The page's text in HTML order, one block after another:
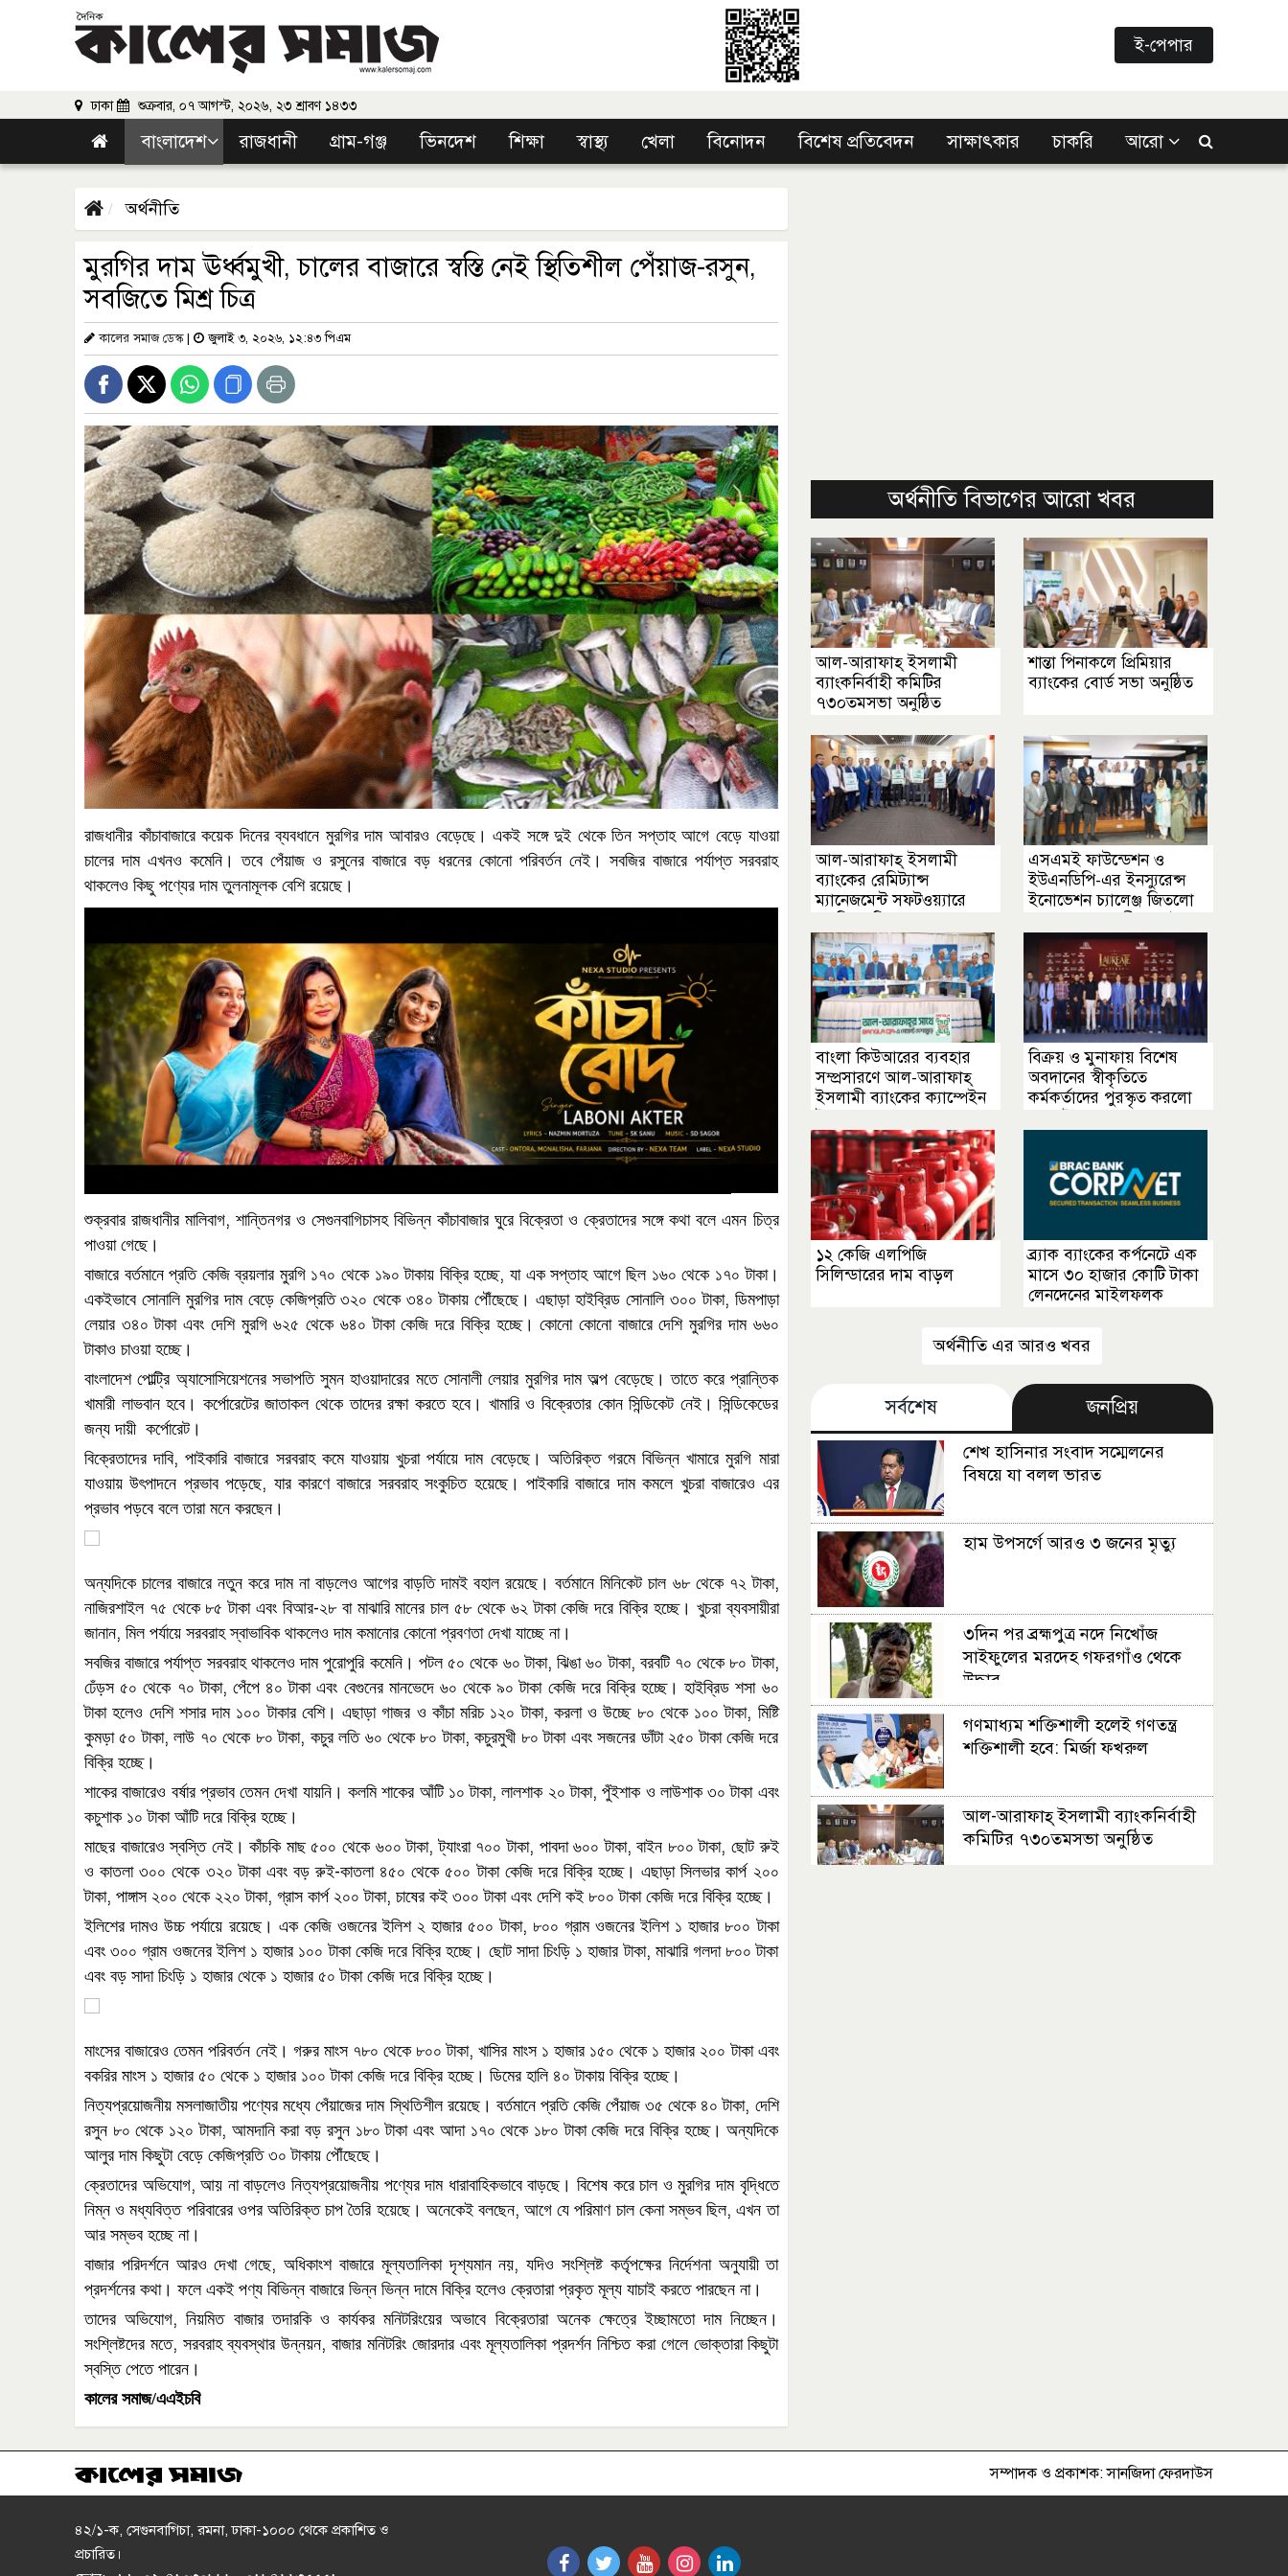
ই-পেপার
ঢাকা শুক্রবার, ০৭ আগস্ট, ২০২৬, ২৩ শ্রাবণ ১৪৩৩
বাংলাদেশ রাজধানী গ্রাম-গঞ্জ ভিনদেশ শিক্ষা স্বাস্থ্য খেলা বিনোদন বিশেষ প্রতিবেদন সাক্ষাৎকার চাকরি আরো
অর্থনীতি
মুরগির দাম ঊর্ধ্বমুখী, চালের বাজারে স্বস্তি নেই স্থিতিশীল পেঁয়াজ-রসুন,
সবজিতে মিশ্র চিত্র
কালের সমাজ ডেস্ক| জুলাই ৩, ২০২৬, ১২:৪৩ পিএম
রাজধানীর কাঁচাবাজারে কয়েক দিনের ব্যবধানে মুরগির দাম আবারও বেড়েছে। একই সঙ্গে দুই থেকে তিন সপ্তাহ আগে বেড়ে যাওয়া
চালের দাম এখনও কমেনি। তবে পেঁয়াজ ও রসুনের বাজারে বড় ধরনের কোনো পরিবর্তন নেই। সবজির বাজারে পর্যাপ্ত সরবরাহ
থাকলেও কিছু পণ্যের দাম তুলনামূলক বেশি রয়েছে।
শুক্রবার রাজধানীর মালিবাগ,শান্তিনগর ও সেগুনবাগিচাসহ বিভিন্ন কাঁচাবাজার ঘুরে বিক্রেতা ও ক্রেতাদের সঙ্গে কথা বলে এমন চিত্র
পাওয়া গেছে।
বাজারে বর্তমানে প্রতি কেজি ব্রয়লার মুরগি ১৭০ থেকে ১৯০ টাকায় বিক্রি হচ্ছে, যা এক সপ্তাহ আগে ছিল ১৬০ থেকে ১৭০ টাকা।
একইভাবে সোনালি মুরগির দাম বেড়ে কেজিপ্রতি ৩২০ থেকে ৩৪০ টাকায় পৌঁছেছে। এছাড়া হাইব্রিড সোনালি ৩০০ টাকা, ডিমপাড়া
লেয়ার ৩৪০ টাকা এবং দেশি মুরগি ৬২৫ থেকে ৬৪০ টাকা কেজি দরে বিক্রি হচ্ছে। কোনো কোনো বাজারে দেশি মুরগির দাম ৬৬০
টাকাও চাওয়া হচ্ছে।
বাংলাদেশ পোল্ট্রি অ্যাসোসিয়েশনের সভাপতি সুমন হাওয়াদারের মতে সোনালী লেয়ার মুরগির দাম অল্প বেড়েছে। তাতে করে প্রান্তিক
খামারী লাভবান হবে। কর্পোরেটের জাতাকল থেকে তাদের রক্ষা করতে হবে। খামারি ও বিক্রেতার কোন সিন্ডিকেট নেই। সিন্ডিকেডের
জন্য দায়ী কর্পোরেট।
বিক্রেতাদের দাবি,পাইকারি বাজারে সরবরাহ কমে যাওয়ায় খুচরা পর্যায়ে দাম বেড়েছে। অতিরিক্ত গরমে বিভিন্ন খামারে মুরগি মারা
যাওয়ায় উৎপাদনে প্রভাব পড়েছে, যার কারণে বাজারে সরবরাহ সংকুচিত হয়েছে। পাইকারি বাজারে দাম কমলে খুচরা বাজারেও এর
প্রভাব পড়বে বলে তারা মনে করছেন।
অন্যদিকে চালের বাজারে নতুন করে দাম না বাড়লেও আগের বাড়তি দামই বহাল রয়েছে। বর্তমানে মিনিকেট চাল ৬৮ থেকে ৭২ টাকা,
নাজিরশাইল ৭৫ থেকে ৮৫ টাকা এবং বিআর-২৮ বা মাঝারি মানের চাল ৫৮ থেকে ৬২ টাকা কেজি দরে বিক্রি হচ্ছে। খুচরা ব্যবসায়ীরা
জানান, মিল পর্যায়ে সরবরাহ স্বাভাবিক থাকলেও দাম কমানোর কোনো প্রবণতা দেখা যাচ্ছে না।
সবজির বাজারে পর্যাপ্ত সরবরাহ থাকলেও দাম পুরোপুরি কমেনি। পটল ৫০ থেকে ৬০ টাকা,ঝিঙা ৬০ টাকা, বরবটি ৭০ থেকে ৮০ টাকা,
ঢেঁড়স ৫০ থেকে ৭০ টাকা, পেঁপে ৪০ টাকা এবং বেগুনের মানভেদে ৬০ থেকে ৯০ টাকা কেজি দরে বিক্রি হচ্ছে। হাইব্রিড শসা ৬০
টাকা হলেও দেশি শসার দাম ১০০ টাকার বেশি। এছাড়া গাজর ও কাঁচা মরিচ ১২০ টাকা, করলা ও উচ্ছে ৮০ থেকে ১০০ টাকা, মিষ্টি
কুমড়া ৫০ টাকা,লাউ ৭০ থেকে ৮০ টাকা, কচুর লতি ৬০ থেকে ৮০ টাকা,কচুরমুখী ৮০ টাকা এবং সজনের ডাঁটা ২৫০ টাকা কেজি দরে
বিক্রি হচ্ছে।
শাকের বাজারেও বর্ষার প্রভাব তেমন দেখা যায়নি। কলমি শাকের আঁটি ১০ টাকা,লালশাক ২০ টাকা,পুঁইশাক ও লাউশাক ৩০ টাকা এবং
কচুশাক ১০ টাকা আঁটি দরে বিক্রি হচ্ছে।
মাছের বাজারেও স্বস্তি নেই। কাঁচকি মাছ ৫০০ থেকে ৬০০ টাকা,ট্যাংরা ৭০০ টাকা, পাবদা ৬০০ টাকা,বাইন ৮০০ টাকা, ছোট রুই
ও কাতলা ৩০০ থেকে ৩২০ টাকা এবং বড় রুই-কাতলা ৪৫০ থেকে ৫০০ টাকা কেজি দরে বিক্রি হচ্ছে। এছাড়া সিলভার কার্প ২০০
টাকা, পাঙ্গাস ২০০ থেকে ২২০ টাকা, গ্রাস কার্প ২০০ টাকা, চাষের কই ৩০০ টাকা এবং দেশি কই ৮০০ টাকা কেজি দরে বিক্রি হচ্ছে।
ইলিশের দামও উচ্চ পর্যায়ে রয়েছে। এক কেজি ওজনের ইলিশ ২ হাজার ৫০০ টাকা, ৮০০ গ্রাম ওজনের ইলিশ ১ হাজার ৮০০ টাকা
এবং ৩০০ গ্রাম ওজনের ইলিশ ১ হাজার ১০০ টাকা কেজি দরে বিক্রি হচ্ছে। ছোট সাদা চিংড়ি ১ হাজার টাকা, মাঝারি গলদা ৮০০ টাকা
এবং বড় সাদা চিংড়ি ১ হাজার থেকে ১ হাজার ৫০ টাকা কেজি দরে বিক্রি হচ্ছে।
মাংসের বাজারেও তেমন পরিবর্তন নেই। গরুর মাংস ৭৮০ থেকে ৮০০ টাকা,খাসির মাংস ১ হাজার ১৫০ থেকে ১ হাজার ২০০ টাকা এবং
বকরির মাংস ১ হাজার ৫০ থেকে ১ হাজার ১০০ টাকা কেজি দরে বিক্রি হচ্ছে। ডিমের হালি ৪০ টাকায় বিক্রি হচ্ছে।
নিত্যপ্রয়োজনীয় মসলাজাতীয় পণ্যের মধ্যে পেঁয়াজের দাম স্থিতিশীল রয়েছে। বর্তমানে প্রতি কেজি পেঁয়াজ ৩৫ থেকে ৪০ টাকা, দেশি
রসুন ৮০ থেকে ১২০ টাকা, আমদানি করা বড় রসুন ১৮০ টাকা এবং আদা ১৭০ থেকে ১৮০ টাকা কেজি দরে বিক্রি হচ্ছে। অন্যদিকে
আলুর দাম কিছুটা বেড়ে কেজিপ্রতি ৩০ টাকায় পৌঁছেছে।
ক্রেতাদের অভিযোগ,আয় না বাড়লেও নিত্যপ্রয়োজনীয় পণ্যের দাম ধারাবাহিকভাবে বাড়ছে। বিশেষ করে চাল ও মুরগির দাম বৃদ্ধিতে
নিম্ন ও মধ্যবিত্ত পরিবারের ওপর অতিরিক্ত চাপ তৈরি হয়েছে। অনেকেই বলছেন,আগে যে পরিমাণ চাল কেনা সম্ভব ছিল,এখন তা
আর সম্ভব হচ্ছে না।
বাজার পরিদর্শনে আরও দেখা গেছে,অধিকাংশ বাজারে মূল্যতালিকা দৃশ্যমান নয়,যদিও সংশ্লিষ্ট কর্তৃপক্ষের নির্দেশনা অনুযায়ী তা
প্রদর্শনের কথা। ফলে একই পণ্য বিভিন্ন বাজারে ভিন্ন ভিন্ন দামে বিক্রি হলেও ক্রেতারা প্রকৃত মূল্য যাচাই করতে পারছেন না।
তাদের অভিযোগ,নিয়মিত বাজার তদারকি ও কার্যকর মনিটরিংয়ের অভাবে বিক্রেতারা অনেক ক্ষেত্রে ইচ্ছামতো দাম নিচ্ছেন।
সংশ্লিষ্টদের মতে, সরবরাহ ব্যবস্থার উন্নয়ন,বাজার মনিটরিং জোরদার এবং মূল্যতালিকা প্রদর্শন নিশ্চিত করা গেলে ভোক্তারা কিছুটা
স্বস্তি পেতে পারেন।
কালের সমাজ/এএইচবি
অর্থনীতি বিভাগের আরো খবর
আল-আরাফাহ্ ইসলামী
ব্যাংকনির্বাহী কমিটির
৭৩০তমসভা অনুষ্ঠিত
শান্তা পিনাকলে প্রিমিয়ার
ব্যাংকের বোর্ড সভা অনুষ্ঠিত
আল-আরাফাহ্ ইসলামী
ব্যাংকের রেমিট্যান্স
ম্যানেজমেন্ট সফটওয়্যারে
এসএমই ফাউন্ডেশন ও
ইউএনডিপি-এর ইনস্যুরেন্স
ইনোভেশন চ্যালেঞ্জ জিতলো
বাংলা কিউআরের ব্যবহার
সম্প্রসারণে আল-আরাফাহ্
ইসলামী ব্যাংকের ক্যাম্পেইন
বিক্রয় ও মুনাফায় বিশেষ
অবদানের স্বীকৃতিতে
কর্মকর্তাদের পুরস্কৃত করলো
১২ কেজি এলপিজি
সিলিন্ডারের দাম বাড়ল
ব্র্যাক ব্যাংকের কর্পনেটে এক
মাসে ৩০ হাজার কোটি টাকা
লেনদেনের মাইলফলক
অর্থনীতি এর আরও খবর
সর্বশেষ জনপ্রিয়
শেখ হাসিনার সংবাদ সম্মেলনের
বিষয়ে যা বলল ভারত
হাম উপসর্গে আরও ৩ জনের মৃত্যু
৩দিন পর ব্রহ্মপুত্র নদে নিখোঁজ
সাইফুলের মরদেহ গফরগাঁও থেকে
উদ্ধার
গণমাধ্যম শক্তিশালী হলেই গণতন্ত্র
শক্তিশালী হবে: মির্জা ফখরুল
আল-আরাফাহ্ ইসলামী ব্যাংকনির্বাহী
কমিটির ৭৩০তমসভা অনুষ্ঠিত
রাজশাহীতে পাঁচ দিনব্যাপী রাজশাহীর
উদ্যোক্তা মেলার সমাপনী অনুষ্ঠিত
সম্পাদক ও প্রকাশক: সানজিদা ফেরদাউস
৪২/১-ক, সেগুনবাগিচা, রমনা, ঢাকা-১০০০ থেকে প্রকাশিত ও
প্রচারিত।